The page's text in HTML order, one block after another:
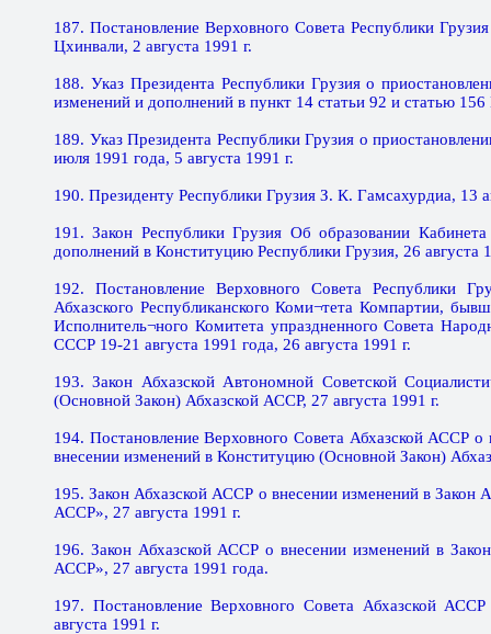
187. Постановление Верховного Совета Республики
Цхинвали, 2 августа 1991 г.
188. Указ Президента Республики Грузия о
изменений и дополнений в пункт 14 статьи 92 и статью
189. Указ Президента Республики Грузия о
июля 1991 года, 5 августа 1991 г.
190. Президенту Республики Грузия З. К. Гамсахурдиа, 13
191. Закон Республики Грузия Об образовании
дополнений в Конституцию Республики Грузия, 26 августа
192. Постановление Верховного Совета Республики
Абхазского Республиканского Коми¬тета Компартии,
Исполнитель¬ного Комитета упраздненного Совета
СССР 19-21 августа 1991 года, 26 августа 1991 г.
193. Закон Абхазской Автономной Советской
(Основной Закон) Абхазской АССР, 27 августа 1991 г.
194. Постановление Верховного Совета Абхазской АССР
внесении изменений в Конституцию (Основной Закон)
195. Закон Абхазской АССР о внесении изменений в
АССР», 27 августа 1991 г.
196. Закон Абхазской АССР о внесении изменений в
АССР», 27 августа 1991 года.
197. Постановление Верховного Совета Абхазской
августа 1991 г.